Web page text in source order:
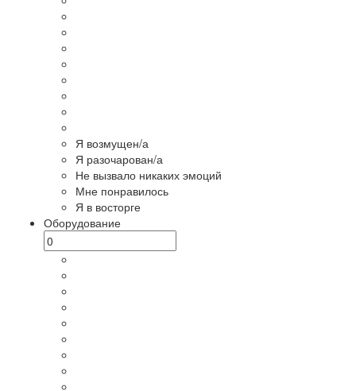
Я возмущен/а
Я разочарован/а
Не вызвало никаких эмоций
Мне понравилось
Я в восторге
Оборудование